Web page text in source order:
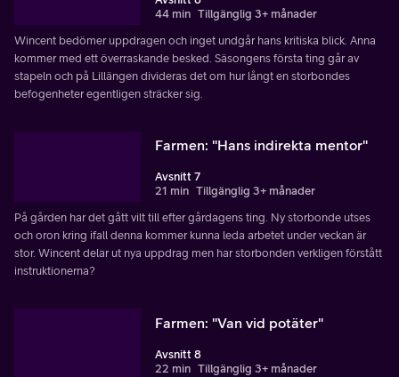
44 min Tillgänglig 3+ månader
Wincent bedömer uppdragen och inget undgår hans kritiska blick. Anna
kommer med ett överraskande besked. Säsongens första ting går av
stapeln och på Lillängen divideras det om hur långt en storbondes
befogenheter egentligen sträcker sig.
Farmen: "Hans indirekta mentor"
Avsnitt 7
21 min Tillgänglig 3+ månader
På gården har det gått vilt till efter gårdagens ting. Ny storbonde utses
och oron kring ifall denna kommer kunna leda arbetet under veckan är
stor. Wincent delar ut nya uppdrag men har storbonden verkligen förstått
instruktionerna?
Farmen: "Van vid potäter"
Avsnitt 8
22 min Tillgänglig 3+ månader